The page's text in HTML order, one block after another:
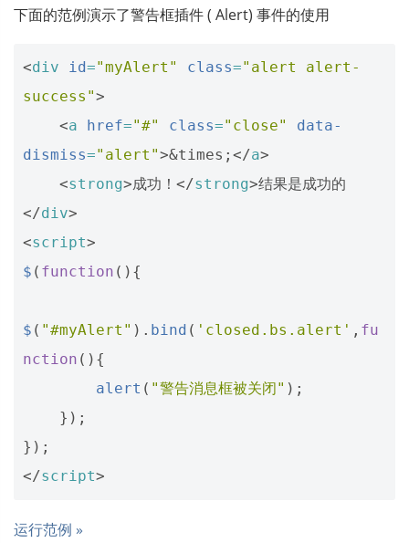
下面的范例演示了警告框插件 ( Alert) 事件的使用
<div id="myAlert" class="alert alert-
success">
<a href="#" class="close"
data-
dismiss="alert">&times; </a>
<strong>成功！ </strong>
</div>
<script>
$ ( function (){
$ ( "#myAlert" ). bind ( 'closed.bs.alert' , fu
nction (){
alert ( "警告消息框被关闭" );
});
});
</script>
运行范例 »